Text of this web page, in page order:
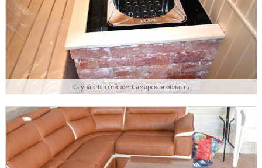
Сауна с бассейном Самарская область